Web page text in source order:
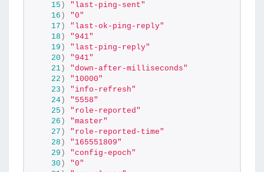
15 )
"last-ping-sent"
16 )
"0"
17 )
"last-ok-ping-reply"
18 )
"941"
19 )
"last-ping-reply"
20 )
"941"
21 )
"down-after-milliseconds"
22 )
"10000"
23 )
"info-refresh"
24 )
"5558"
25 )
"role-reported"
26 )
"master"
27 )
"role-reported-time"
28 )
"165551809"
29 )
"config-epoch"
30 )
"0"